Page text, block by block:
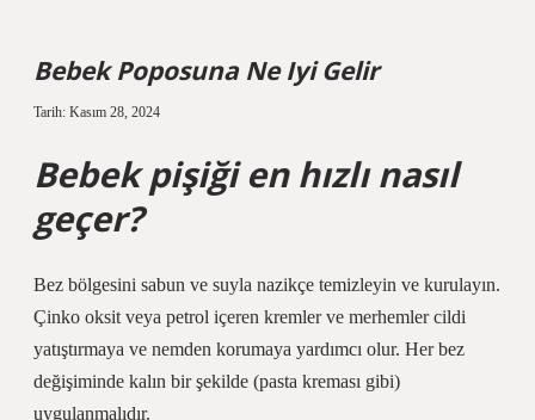
Bebek Poposuna Ne Iyi Gelir
Tarih: Kasım 28, 2024
Bebek pişiği en hızlı nasıl
geçer?
Bez bölgesini sabun ve suyla nazikçe temizleyin ve kurulayın.
Çinko oksit veya petrol içeren kremler ve merhemler cildi
yatıştırmaya ve nemden korumaya yardımcı olur. Her bez
değişiminde kalın bir şekilde (pasta kreması gibi)
uygulanmalıdır.